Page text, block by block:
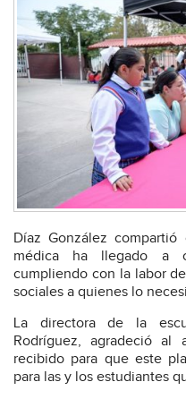
Díaz González
médica ha llegado a
cumpliendo con la labor
sociales a quienes lo
La directora de la
Rodríguez, agradeció al
recibido para que este
para las y los estudiantes